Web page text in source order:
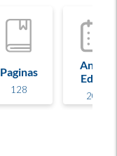
Paginas
128
Ano de
Edição
2022